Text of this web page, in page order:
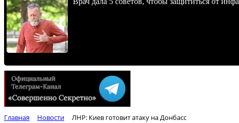
Главная Новости ЛНР: Киев готовит атаку на Донбасс